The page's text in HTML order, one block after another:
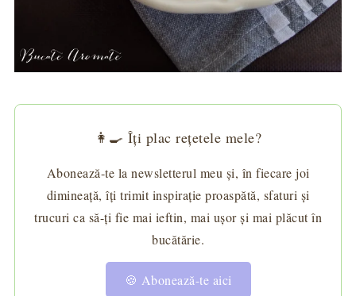
👩‍🍳 Îți plac rețetele mele?
Abonează-te la newsletterul meu și, în fiecare joi
dimineață, îți trimit inspirație proaspătă, sfaturi și
trucuri ca să-ți fie mai ieftin, mai ușor și mai plăcut în
bucătărie.
🍪 Abonează-te aici